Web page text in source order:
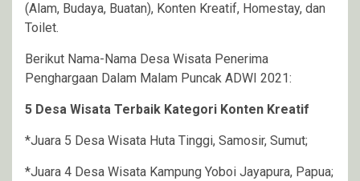
(Alam, Budaya, Buatan), Konten Kreatif, Homestay, dan
Toilet.
Berikut Nama-Nama Desa Wisata Penerima
Penghargaan Dalam Malam Puncak ADWI 2021:
5 Desa Wisata Terbaik Kategori Konten Kreatif
*Juara 5 Desa Wisata Huta Tinggi, Samosir, Sumut;
*Juara 4 Desa Wisata Kampung Yoboi Jayapura, Papua;